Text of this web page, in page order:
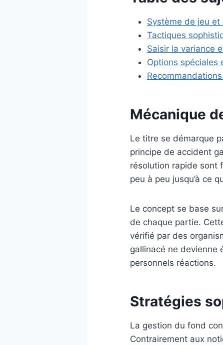
Système de jeu et
Tactiques
Saisir la variance
Options spéciales
Mécanique
Le titre se démarque
principe de accident
résolution rapide sont
peu à peu jusqu’à ce
Le concept se base
de chaque partie.
vérifié par des
gallinacé ne devienne
personnels réactions.
Stratégies
La gestion du fond
Contrairement aux